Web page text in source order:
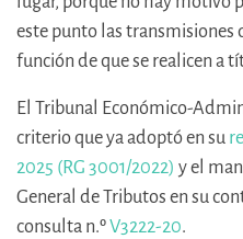
este punto las transmisiones
función de que se realicen a
El Tribunal Económico-
criterio que ya adoptó en su
2025 (RG 3001/2022) y el
General de Tributos en su
consulta n.ºV3222-20.